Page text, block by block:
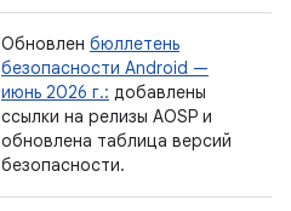
Обновлен бюллетень
безопасности Android —
июнь 2026 г.: добавлены
ссылки на релизы AOSP и
обновлена ​​таблица версий
безопасности.